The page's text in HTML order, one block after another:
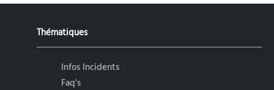
Thématiques
Infos Incidents
Faq's